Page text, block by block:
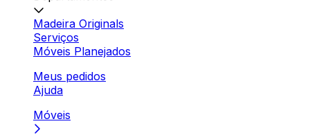
Madeira Originals
Serviços
Móveis Planejados
Meus pedidos
Ajuda
Móveis